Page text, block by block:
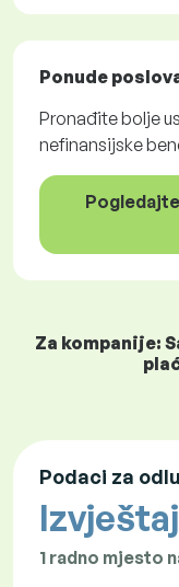
Ponude
Pronađite bolje
nefinansijske
Za kompanije:
Podaci za
1 radno mjesto